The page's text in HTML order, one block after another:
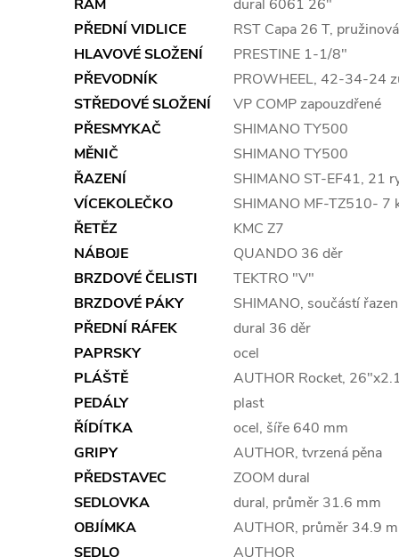
RÁM
dural 6061 26"
PŘEDNÍ VIDLICE
RST Capa 26 T,
HLAVOVÉ SLOŽENÍ
PRESTINE 1-1/8"
PŘEVODNÍK
PROWHEEL, 42-34-24
STŘEDOVÉ SLOŽENÍ
VP COMP zapouzdřené
PŘESMYKAČ
SHIMANO TY500
MĚNIČ
SHIMANO TY500
ŘAZENÍ
SHIMANO ST-EF41, 21
VÍCEKOLEČKO
SHIMANO MF-TZ510- 7
ŘETĚZ
KMC Z7
NÁBOJE
QUANDO 36 děr
BRZDOVÉ ČELISTI
TEKTRO "V"
BRZDOVÉ PÁKY
SHIMANO, součástí
PŘEDNÍ RÁFEK
dural 36 děr
PAPRSKY
ocel
PLÁŠTĚ
AUTHOR Rocket,
PEDÁLY
plast
ŘÍDÍTKA
ocel, šíře 640 mm
GRIPY
AUTHOR, tvrzená pěna
PŘEDSTAVEC
ZOOM dural
SEDLOVKA
dural, průměr 31.6 mm
OBJÍMKA
AUTHOR, průměr 34.9
SEDLO
AUTHOR